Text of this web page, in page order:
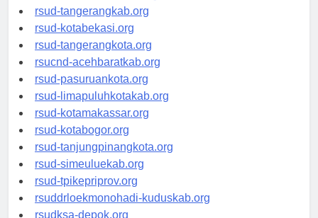
universitasindonesia.org
rsud-tangerangkab.org
rsud-kotabekasi.org
rsud-tangerangkota.org
rsucnd-acehbaratkab.org
rsud-pasuruankota.org
rsud-limapuluhkotakab.org
rsud-kotamakassar.org
rsud-kotabogor.org
rsud-tanjungpinangkota.org
rsud-simeuluekab.org
rsud-tpikepriprov.org
rsuddrloekmonohadi-kuduskab.org